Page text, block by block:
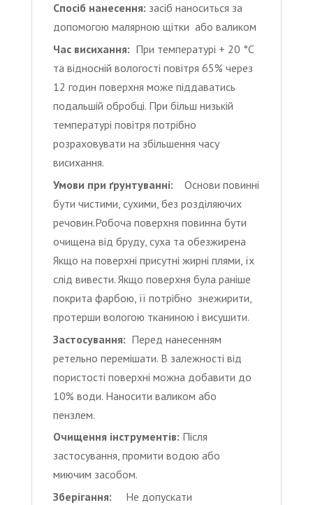
Спосіб нанесення: засіб наноситься за
допомогою малярною щітки або валиком
Час висихання: При температурі + 20 °C
та відносній вологості повітря 65% через
12 годин поверхня може піддаватись
подальшій обробці. При більш низькій
температурі повітря потрібно
розраховувати на збільшення часу
висихання.
Умови при ґрунтуванні: Основи повинні
бути чистими, сухими, без розділяючих
речовин.Робоча поверхня повинна бути
очищена від бруду, суха та обезжирена
Якщо на поверхні присутні жирні плями, їх
слід вивести. Якщо поверхня була раніше
покрита фарбою, її потрібно знежирити,
протерши вологою тканиною і висушити.
Застосування: Перед нанесенням
ретельно перемішати. В залежності від
пористості поверхні можна добавити до
10% води. Наносити валиком або
пензлем.
Очищення інструментів: Після
застосування, промити водою або
миючим засобом.
Зберігання: Не допускати